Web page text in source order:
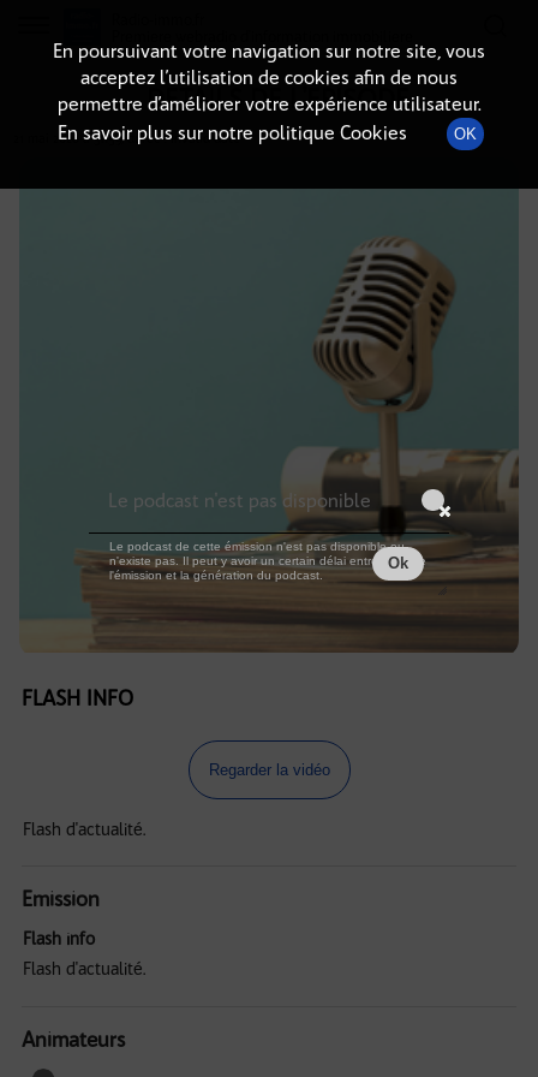
DÉTAILS DE L'ÉPISODE
21 mai 2026 à 5h59, durée : Invalid date
FLASH INFO
Regarder la vidéo
Flash d'actualité.
Emission
Flash info
Flash d'actualité.
Animateurs
En poursuivant votre navigation sur notre site, vous
acceptez l’utilisation de cookies afin de nous
permettre d’améliorer votre expérience utilisateur.
En savoir plus sur notre politique Cookies
OK
Le podcast n'est pas disponible
Le podcast de cette émission n'est pas disponible ou
n'existe pas. Il peut y avoir un certain délai entre la fin de
l'émission et la génération du podcast.
Ok